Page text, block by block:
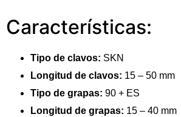
Características:
Tipo de clavos: SKN
Longitud de clavos: 15 – 50 mm
Tipo de grapas: 90 + ES
Longitud de grapas: 15 – 40 mm